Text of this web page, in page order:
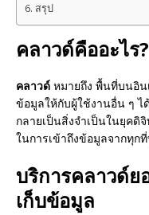
สรุป
คลาวด์คืออะไร?
คลาวด์ หมายถึง พื้นที่บนอิน
ข้อมูลให้กับผู้ใช้งานอื่น ๆ ไ
กลายเป็นสิ่งจำเป็นในยุคดิ
ในการเข้าถึงข้อมูลจากทุกที่
บริการคลาวด์
เก็บข้อมูล